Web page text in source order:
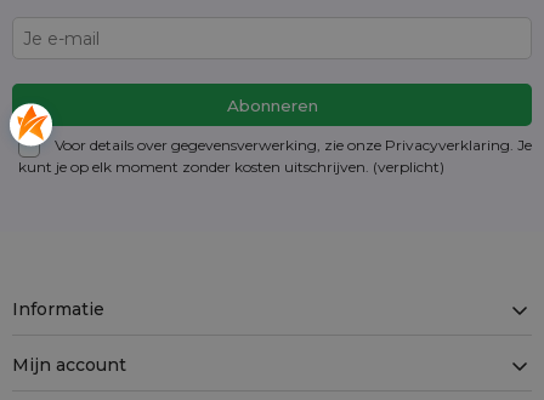
Voor details over gegevensverwerking, zie onze Privacyverklaring. Je
kunt je op elk moment zonder kosten uitschrijven . (verplicht)
Informatie
Mijn account